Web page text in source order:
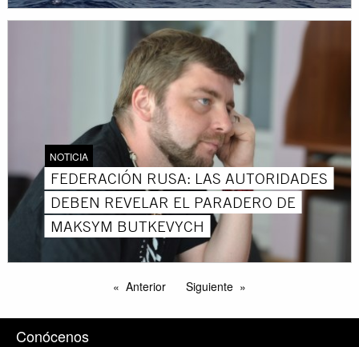
NOTICIA
FEDERACIÓN RUSA: LAS AUTORIDADES
DEBEN REVELAR EL PARADERO DE
MAKSYM BUTKEVYCH
Anterior Siguiente
Conócenos